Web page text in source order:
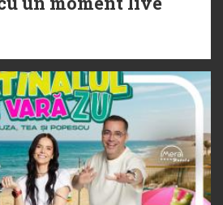
Theo Rose -